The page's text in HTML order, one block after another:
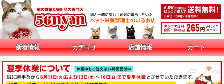
新着情報 カテゴリ 店舗情報 カート